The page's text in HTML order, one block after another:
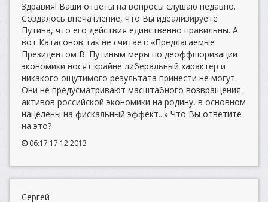
Здравия! Ваши ответы на вопросы слушаю недавно.
Создалось впечатление, что Вы идеализируете
Путина, что его действия единственно правильны. А
вот Катасонов так не считает: «Предлагаемые
Президентом В. Путиным меры по деоффшоризации
экономики носят крайне либеральный характер и
никакого ощутимого результата принести не могут.
Они не предусматривают масштабного возвращения
активов российской экономики на родину, в основном
нацелены на фискальный эффект...» Что Вы ответите
на это?
06:17 17.12.2013
Сергей